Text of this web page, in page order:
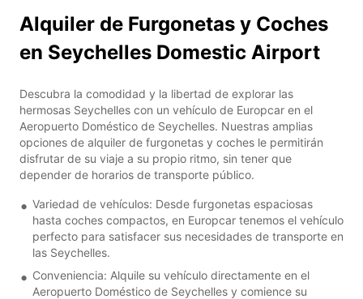
Alquiler de Furgonetas y Coches
en Seychelles Domestic Airport
Descubra la comodidad y la libertad de explorar las
hermosas Seychelles con un vehículo de Europcar en el
Aeropuerto Doméstico de Seychelles. Nuestras amplias
opciones de alquiler de furgonetas y coches le permitirán
disfrutar de su viaje a su propio ritmo, sin tener que
depender de horarios de transporte público.
Variedad de vehículos: Desde furgonetas espaciosas
hasta coches compactos, en Europcar tenemos el vehículo
perfecto para satisfacer sus necesidades de transporte en
las Seychelles.
Conveniencia: Alquile su vehículo directamente en el
Aeropuerto Doméstico de Seychelles y comience su